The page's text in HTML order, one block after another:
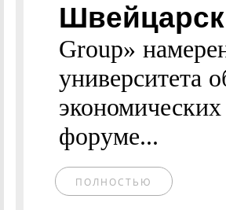
Group»
университета
форуме...
ПОЛНОСТЬЮ